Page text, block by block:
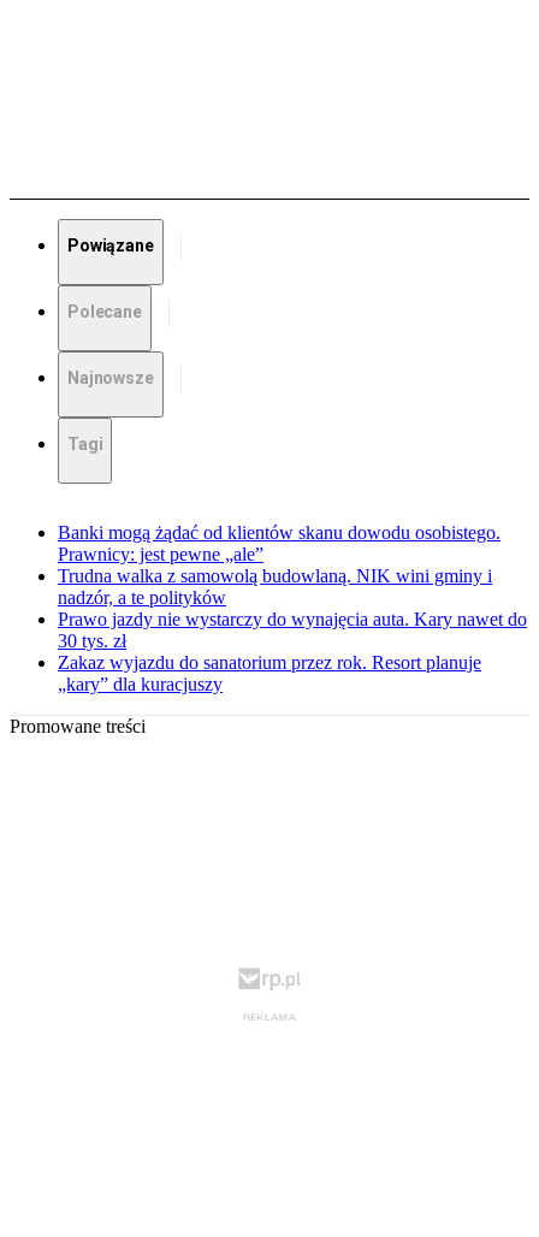
Powiązane
Polecane
Najnowsze
Tagi
Banki mogą żądać od klientów skanu dowodu osobistego.
Prawnicy: jest pewne „ale”
Trudna walka z samowolą budowlaną. NIK wini gminy i
nadzór, a te polityków
Prawo jazdy nie wystarczy do wynajęcia auta. Kary nawet do
30 tys. zł
Zakaz wyjazdu do sanatorium przez rok. Resort planuje
„kary” dla kuracjuszy
Promowane treści